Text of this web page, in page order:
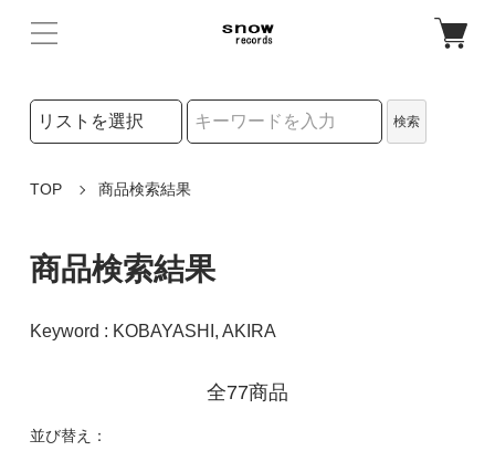
検索リストの選択
検索
TOP 商品検索結果
商品検索結果
Keyword : KOBAYASHI, AKIRA
全77商品
並び替え：